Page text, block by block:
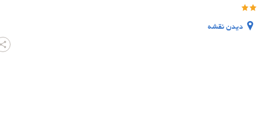
دیدن نقشه